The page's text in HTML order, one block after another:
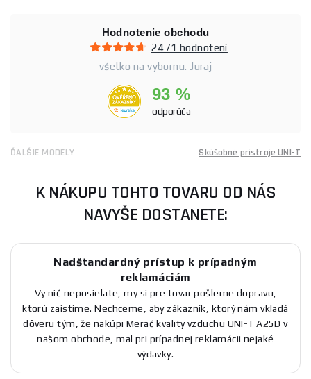
Hodnotenie obchodu
2471 hodnotení
všetko na vybornu. Juraj
93 %
odporúča
ĎALŠIE MODELY Skúšobné prístroje UNI-T
K NÁKUPU TOHTO TOVARU OD NÁS
NAVYŠE DOSTANETE:
Nadštandardný prístup k prípadným
reklamáciám
Vy nič neposielate, my si pre tovar pošleme dopravu,
ktorú zaistíme. Nechceme, aby zákazník, ktorý nám vkladá
dôveru tým, že nakúpi Merač kvality vzduchu UNI-T A25D v
našom obchode, mal pri prípadnej reklamácii nejaké
výdavky.